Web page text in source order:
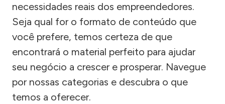
necessidades reais dos empreendedores.
Seja qual for o formato de conteúdo que
você prefere, temos certeza de que
encontrará o material perfeito para ajudar
seu negócio a crescer e prosperar. Navegue
por nossas categorias e descubra o que
temos a oferecer.